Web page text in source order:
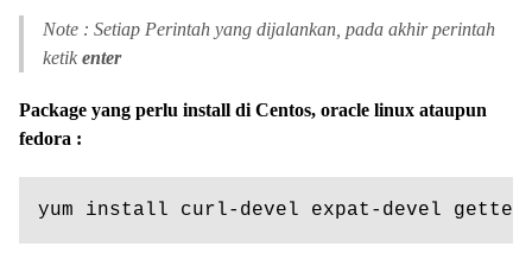
Note : Setiap Perintah yang dijalankan, pada akhir perintah
ketik enter
Package yang perlu install di Centos, oracle linux ataupun
fedora :
yum install curl-devel expat-devel